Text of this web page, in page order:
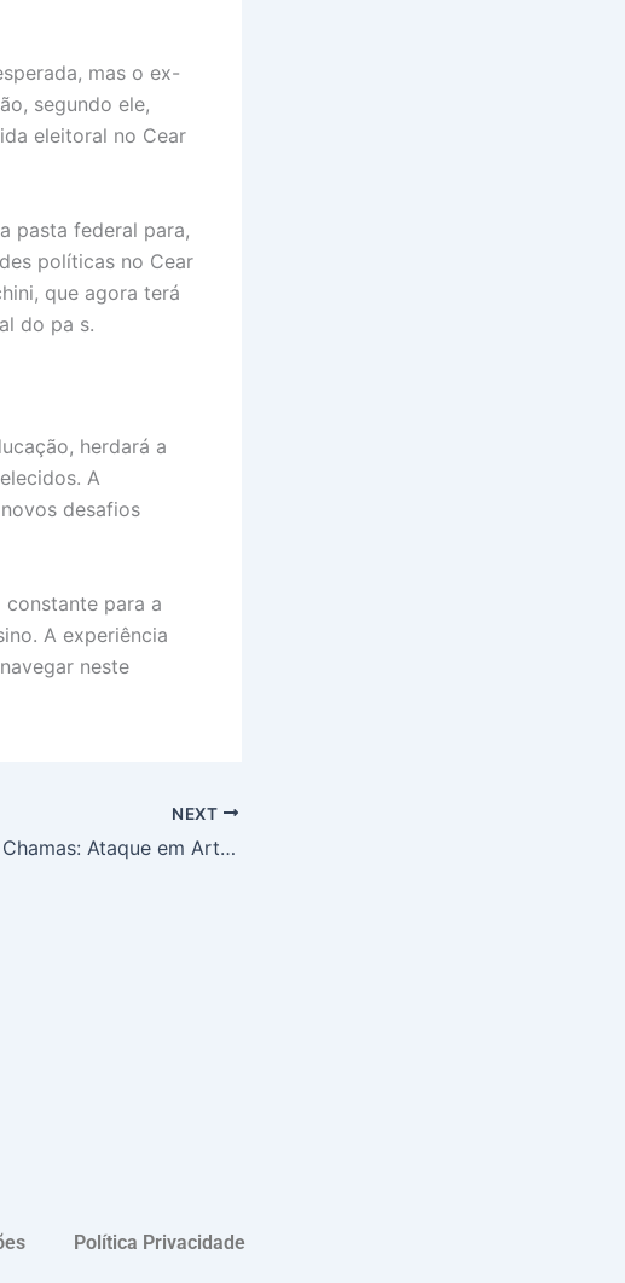
mas o ex-
segundo ele,
eleitoral no Cear
pasta federal para,
políticas no Cear
que agora terá
do pa s.
herdará a
A
desafios
constante para a
A experiência
neste
NEXT
Haiti em Chamas: Ataque em Artibonite Deixa 70 Mortos, Superando Estimativas Oficiais e Revelando Crise Humanitária
Política Privacidade